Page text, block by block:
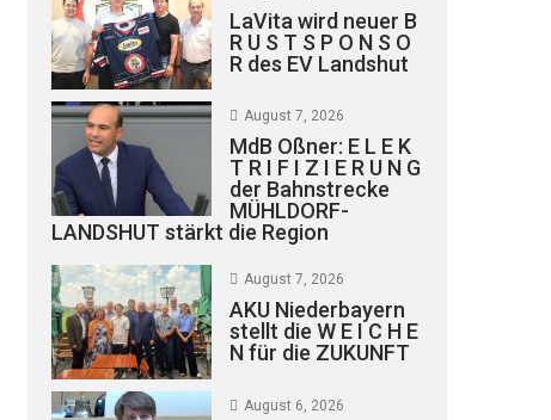
LaVita wird neuer B
R U S T S P O N S O
R des EV Landshut
August 7, 2026
MdB Oßner: E L E K
T R I F I Z I E R U N G
der Bahnstrecke
MÜHLDORF-
LANDSHUT stärkt die Region
August 7, 2026
AKU Niederbayern
stellt die W E I C H E
N für die ZUKUNFT
August 6, 2026